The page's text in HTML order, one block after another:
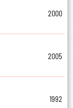
2000
2005
1992